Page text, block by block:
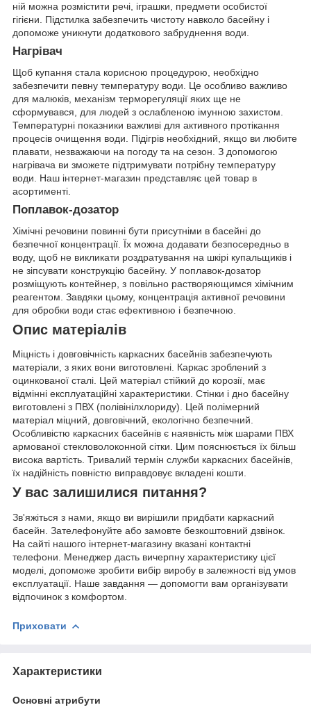
ній можна розмістити речі, іграшки, предмети особистої
гігієни. Підстилка забезпечить чистоту навколо басейну і
допоможе уникнути додаткового забруднення води.
Нагрівач
Щоб купання стала корисною процедурою, необхідно
забезпечити певну температуру води. Це особливо важливо
для малюків, механізм терморегуляції яких ще не
сформувався, для людей з ослабленою імунною захистом.
Температурні показники важливі для активного протікання
процесів очищення води. Підігрів необхідний, якщо ви любите
плавати, незважаючи на погоду та на сезон. З допомогою
нагрівача ви зможете підтримувати потрібну температуру
води. Наш інтернет-магазин представляє цей товар в
асортименті.
Поплавок-дозатор
Хімічні речовини повинні бути присутніми в басейні до
безпечної концентрації. Їх можна додавати безпосередньо в
воду, щоб не викликати роздратування на шкірі купальщиків і
не зіпсувати конструкцію басейну. У поплавок-дозатор
розміщують контейнер, з повільно растворяющимся хімічним
реагентом. Завдяки цьому, концентрація активної речовини
для обробки води стає ефективною і безпечною.
Опис матеріалів
Міцність і довговічність каркасних басейнів забезпечують
матеріали, з яких вони виготовлені. Каркас зроблений з
оцинкованої сталі. Цей матеріал стійкий до корозії, має
відмінні експлуатаційні характеристики. Стінки і дно басейну
виготовлені з ПВХ (полівінілхлориду). Цей полімерний
матеріал міцний, довговічний, екологічно безпечний.
Особливістю каркасних басейнів є наявність між шарами ПВХ
армованої стекловолоконной сітки. Цим пояснюється їх більш
висока вартість. Тривалий термін служби каркасних басейнів,
їх надійність повністю виправдовує вкладені кошти.
У вас залишилися питання?
Зв'яжіться з нами, якщо ви вирішили придбати каркасний
басейн. Зателефонуйте або замовте безкоштовний дзвінок.
На сайті нашого інтернет-магазину вказані контактні
телефони. Менеджер дасть вичерпну характеристику цієї
моделі, допоможе зробити вибір виробу в залежності від умов
експлуатації. Наше завдання — допомогти вам організувати
відпочинок з комфортом.
Приховати
Характеристики
Основні атрибути